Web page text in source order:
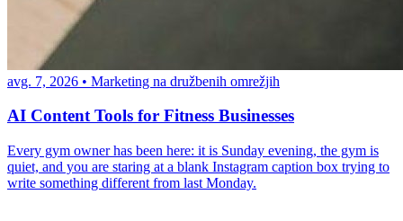
avg. 7, 2026 • Marketing na družbenih omrežjih
AI Content Tools for Fitness Businesses
Every gym owner has been here: it is Sunday evening, the gym is
quiet, and you are staring at a blank Instagram caption box trying to
write something different from last Monday.